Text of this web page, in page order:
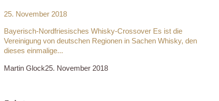
25. November 2018
Bayerisch-Nordfriesisches Whisky-Crossover Es ist die
Vereinigung von deutschen Regionen in Sachen Whisky, den
dieses einmalige...
Martin Glock25. November 2018